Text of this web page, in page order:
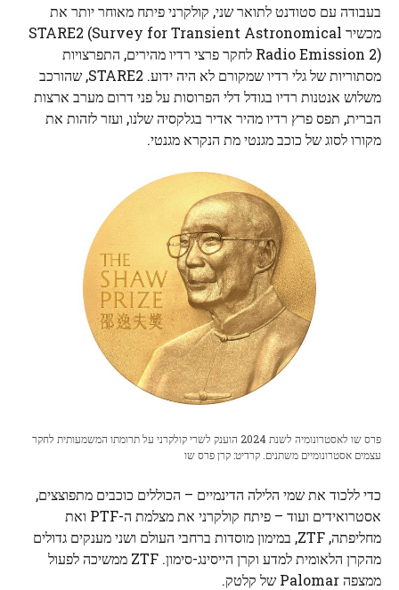
בעבודה עם סטודנט לתואר שני, קולקרני פיתח מאוחר יותר את
מכשיר STARE2 (Survey for Transient Astronomical
Radio Emission 2) לחקר פרצי רדיו מהירים, התפרצויות
מסתוריות של גלי רדיו שמקורם לא היה ידוע. STARE2, שהורכב
משלוש אנטנות רדיו בגודל דלי הפרוסות על פני דרום מערב ארצות
הברית, תפס פרץ רדיו מהיר אדיר בגלקסיה שלנו, ועזר לזהות את
מקורו לסוג של כוכב מגנטי מת הנקרא מגנטי.
פרס שו לאסטרונומיה לשנת 2024 הוענק לשרי קולקרני על תרומתו המשמעותית לחקר
עצמים אסטרונומיים משתנים. קרדיט: קרן פרס שו
כדי ללכוד את שמי הלילה הדינמיים – הכוללים כוכבים מתפוצצים,
אסטרואידים ועוד – פיתח קולקרני את מצלמת ה-PTF ואת
מחליפתה, ZTF, במימון מוסדות ברחבי העולם ושני מענקים גדולים
מהקרן הלאומית למדע וקרן הייסינג-סימון. ZTF ממשיכה לפעול
ממצפה Palomar של קלטק.